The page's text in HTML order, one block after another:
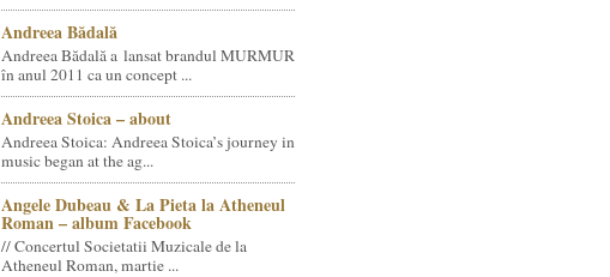
Andreea Bădală
Andreea Bădală a lansat brandul MURMUR
în anul 2011 ca un concept ...
Andreea Stoica – about
Andreea Stoica: Andreea Stoica’s journey in
music began at the ag...
Angele Dubeau & La Pieta la Atheneul
Roman – album Facebook
// Concertul Societatii Muzicale de la
Atheneul Roman, martie ...